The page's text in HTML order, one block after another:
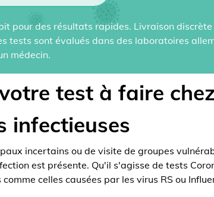
pour des résultats rapides. Livraison
tests sont évalués dans des laboratoires
médecin.
test à faire
infectieuses
incertains ou de visite de groupes
est présente. Qu'il s'agisse de tests
celles causées par les virus RS ou